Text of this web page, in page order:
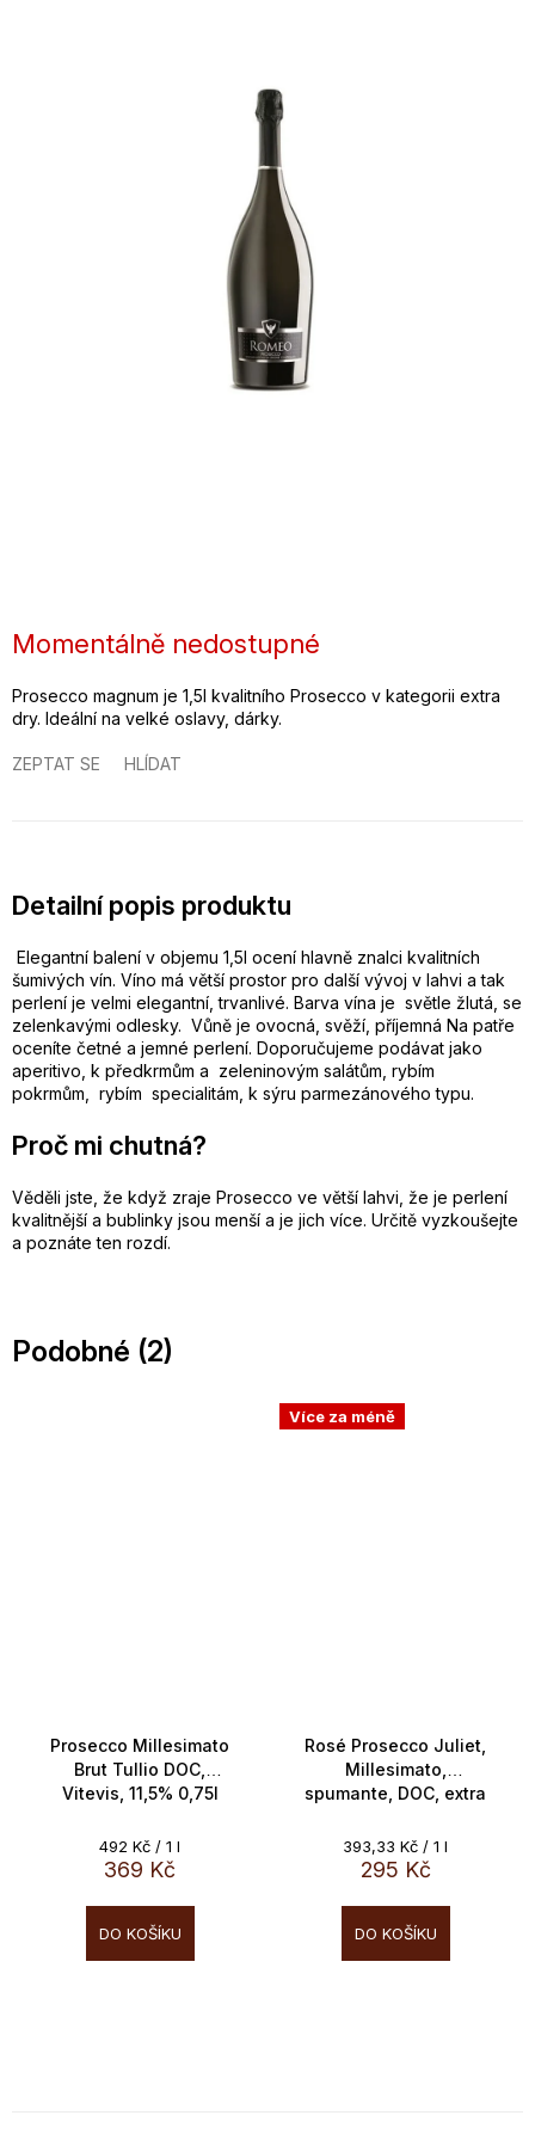
Momentálně nedostupné
Prosecco magnum je 1,5l kvalitního Prosecco v kategorii extra
dry. Ideální na velké oslavy, dárky.
ZEPTAT SE HLÍDAT
Detailní popis produktu
Elegantní balení v objemu 1,5l ocení hlavně znalci kvalitních
šumivých vín. Víno má větší prostor pro další vývoj v lahvi a tak
perlení je velmi elegantní, trvanlivé. Barva vína je světle žlutá, se
zelenkavými odlesky. Vůně je ovocná, svěží, příjemná Na patře
oceníte četné a jemné perlení. Doporučujeme podávat jako
aperitivo, k předkrmům a zeleninovým salátům, rybím
pokrmům, rybím specialitám, k sýru parmezánového typu.
Proč mi chutná?
Věděli jste, že když zraje Prosecco ve větší lahvi, že je perlení
kvalitnější a bublinky jsou menší a je jich více. Určitě vyzkoušejte
a poznáte ten rozdí.
Podobné (2)
Prosecco Millesimato
Brut Tullio DOC,
Vitevis, 11,5% 0,75l
369 Kč
Měrná
cena:
492 Kč / 1 l
DO KOŠÍKU
Více za méně
Rosé Prosecco Juliet,
Millesimato,
spumante, DOC, extra
0,75l
295 Kč
Měrná
cena:
393,33 Kč / 1 l
DO KOŠÍKU